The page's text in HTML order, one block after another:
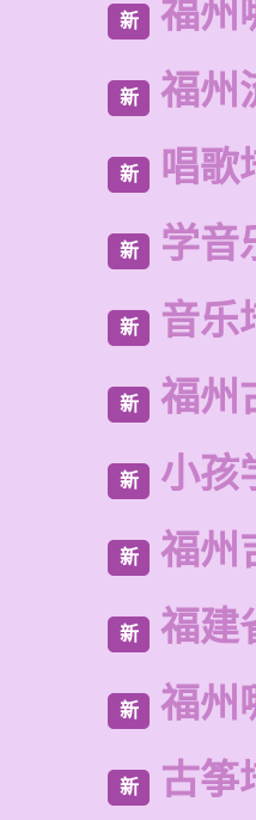
新 福州
新 福州
新 唱歌
新 学音
新 音乐
新 福州
新 小孩
新 福州
新 福建
新 福州
新 古筝